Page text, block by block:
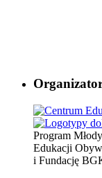
Program
Edukacji
i Fundację